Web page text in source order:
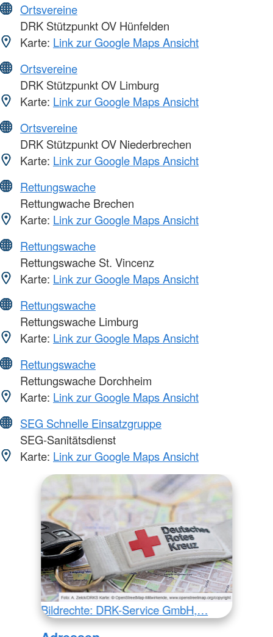
Ortsvereine
DRK Stützpunkt OV Hünfelden
Karte: Link zur Google Maps Ansicht
Ortsvereine
DRK Stützpunkt OV Limburg
Karte: Link zur Google Maps Ansicht
Ortsvereine
DRK Stützpunkt OV Niederbrechen
Karte: Link zur Google Maps Ansicht
Rettungswache
Rettungwache Brechen
Karte: Link zur Google Maps Ansicht
Rettungswache
Rettungswache St. Vincenz
Karte: Link zur Google Maps Ansicht
Rettungswache
Rettungswache Limburg
Karte: Link zur Google Maps Ansicht
Rettungswache
Rettungswache Dorchheim
Karte: Link zur Google Maps Ansicht
SEG Schnelle Einsatzgruppe
SEG-Sanitätsdienst
Karte: Link zur Google Maps Ansicht
Bildrechte: DRK-Service GmbH,…